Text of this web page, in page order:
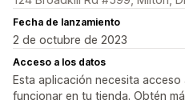
Fecha de lanzamiento
2 de octubre de 2023
Acceso a los datos
Esta aplicación necesita
funcionar en tu tienda. Obtén